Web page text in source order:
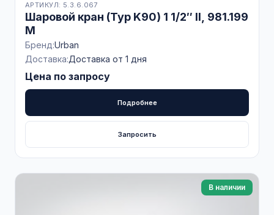
АРТИКУЛ: 5.3.6.067
Шаровой кран (Typ K90) 1 1/2″ II, 981.199
M
Бренд:Urban
Доставка:Доставка от 1 дня
Цена по запросу
Подробнее
Запросить
В наличии